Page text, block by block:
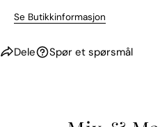
Se Butikkinformasjon
Dele Spør et spørsmål